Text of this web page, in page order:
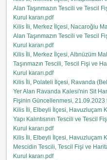
Alan Taşınmazın Tescili ve Tescil
Kurul kararı.pdf
Kilis İli, Merkez İlçesi, Nacaroğlu
Alan Taşınmazın Tescili ve Tescil
Kurul kararı.pdf
Kilis İli, Merkez İlçesi, Altınüzüm
Taşınmazın Tescili, Tescil Fişi ve
Kurul kararı.pdf
Kilis İli, Polateli İlçesi, Ravanda
Yer Alan Ravanda Kalesi'nin Sit
Fişinin Güncellenmesi, 21.09.2023
Kilis İli, Elbeyli İlçesi, Havuzluçam
Yapı Kalıntısının Tescili ve Tescil
Kurul kararı.pdf
Kilis İli, Elbeyli İlçesi, Havuzluçam
Mescidin Tescili, Tescil Fişi ve
Kurul kararı.pdf